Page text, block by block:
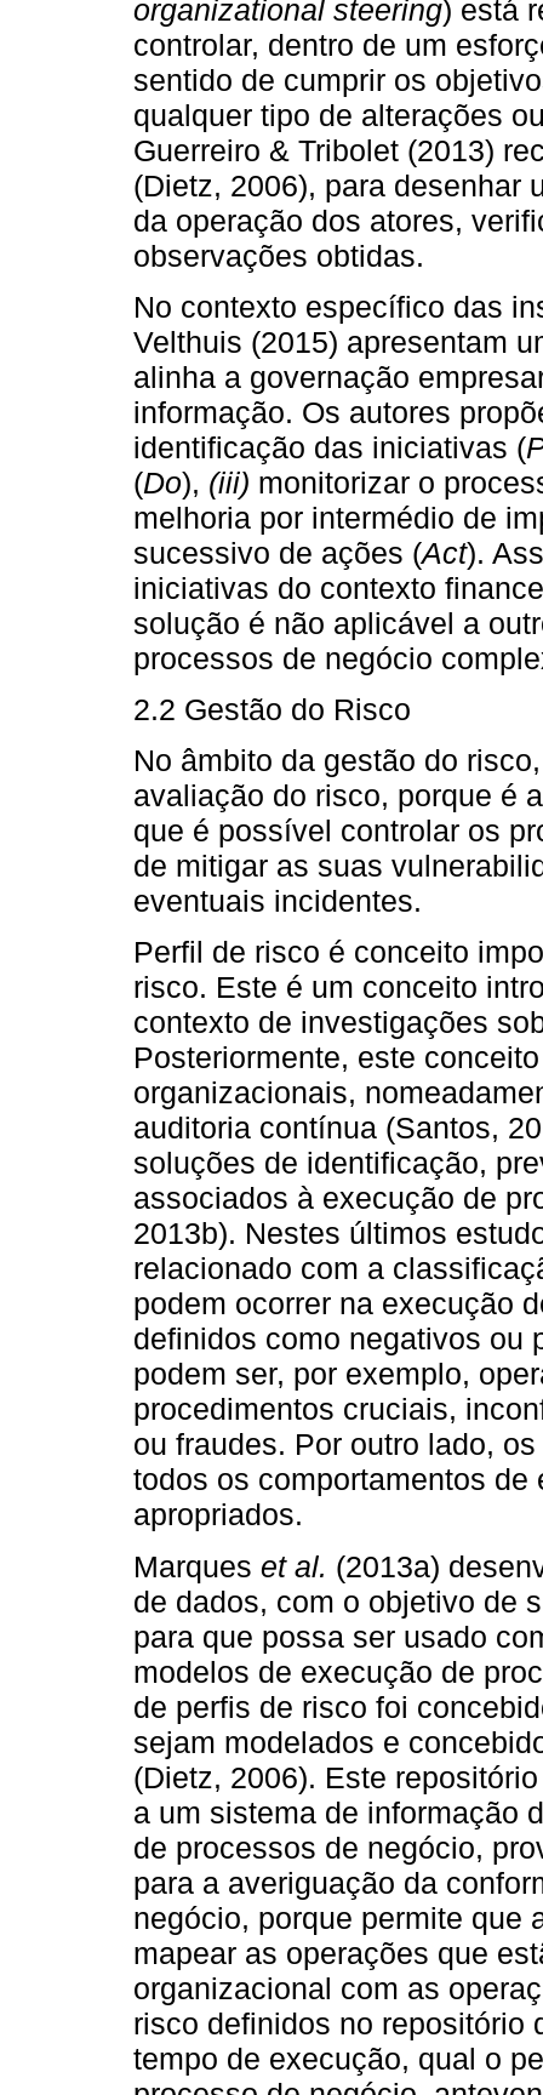
organizational steering) está
controlar, dentro de um
sentido de cumprir os
qualquer tipo de alterações
Guerreiro & Tribolet (2013)
(Dietz, 2006), para desenhar
da operação dos atores,
observações obtidas.
No contexto específico das
Velthuis (2015) apresentam
alinha a governação
informação. Os autores
identificação das iniciativas (
(Do), (iii) monitorizar o
melhoria por intermédio de
sucessivo de ações (Act).
iniciativas do contexto
solução é não aplicável a
processos de negócio
2.2 Gestão do Risco
No âmbito da gestão do
avaliação do risco, porque é
que é possível controlar os
de mitigar as suas
eventuais incidentes.
Perfil de risco é conceito
risco. Este é um conceito
contexto de investigações
Posteriormente, este
organizacionais,
auditoria contínua (Santos,
soluções de identificação,
associados à execução de
2013b). Nestes últimos
relacionado com a
podem ocorrer na execução
definidos como negativos ou
podem ser, por exemplo,
procedimentos cruciais,
ou fraudes. Por outro lado,
todos os comportamentos
apropriados.
Marques et al. (2013a)
de dados, com o objetivo de
para que possa ser usado
modelos de execução de
de perfis de risco foi
sejam modelados e
(Dietz, 2006). Este
a um sistema de informação
de processos de negócio,
para a averiguação da
negócio, porque permite que
mapear as operações que
organizacional com as
risco definidos no repositório
tempo de execução, qual o